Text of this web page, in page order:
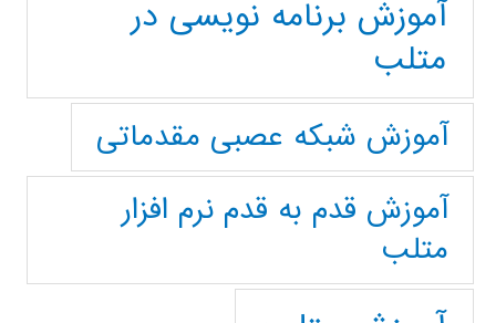
آموزش برنامه نویسی در
متلب
آموزش شبکه عصبی مقدماتی
آموزش قدم به قدم نرم افزار
متلب